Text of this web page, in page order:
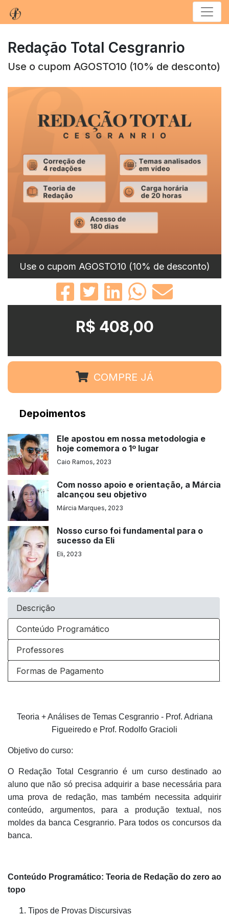
Menu
Redação Total Cesgranrio
Use o cupom AGOSTO10 (10% de desconto)
Descrição
Conteúdo Programático
Professores
Formas de Pagamento
Teoria + Análises de Temas Cesgranrio - Prof. Adriana
Figueiredo e Prof. Rodolfo Gracioli
Objetivo do curso:
O Redação Total Cesgranrio é um curso destinado ao
aluno que não só precisa adquirir a base necessária para
uma prova de redação, mas também necessita adquirir
conteúdo, argumentos, para a produção textual, nos
moldes da banca Cesgranrio. Para todos os concursos da
banca.
Conteúdo Programático: Teoria de Redação do zero ao
topo
Tipos de Provas Discursivas
Use o cupom AGOSTO10 (10% de desconto)
R$ 408,00
COMPRE JÁ
Depoimentos
Ele apostou em nossa metodologia e
hoje comemora o 1º lugar
Caio Ramos, 2023
Com nosso apoio e orientação, a Márcia
alcançou seu objetivo
Márcia Marques, 2023
Nosso curso foi fundamental para o
sucesso da Eli
Eli, 2023